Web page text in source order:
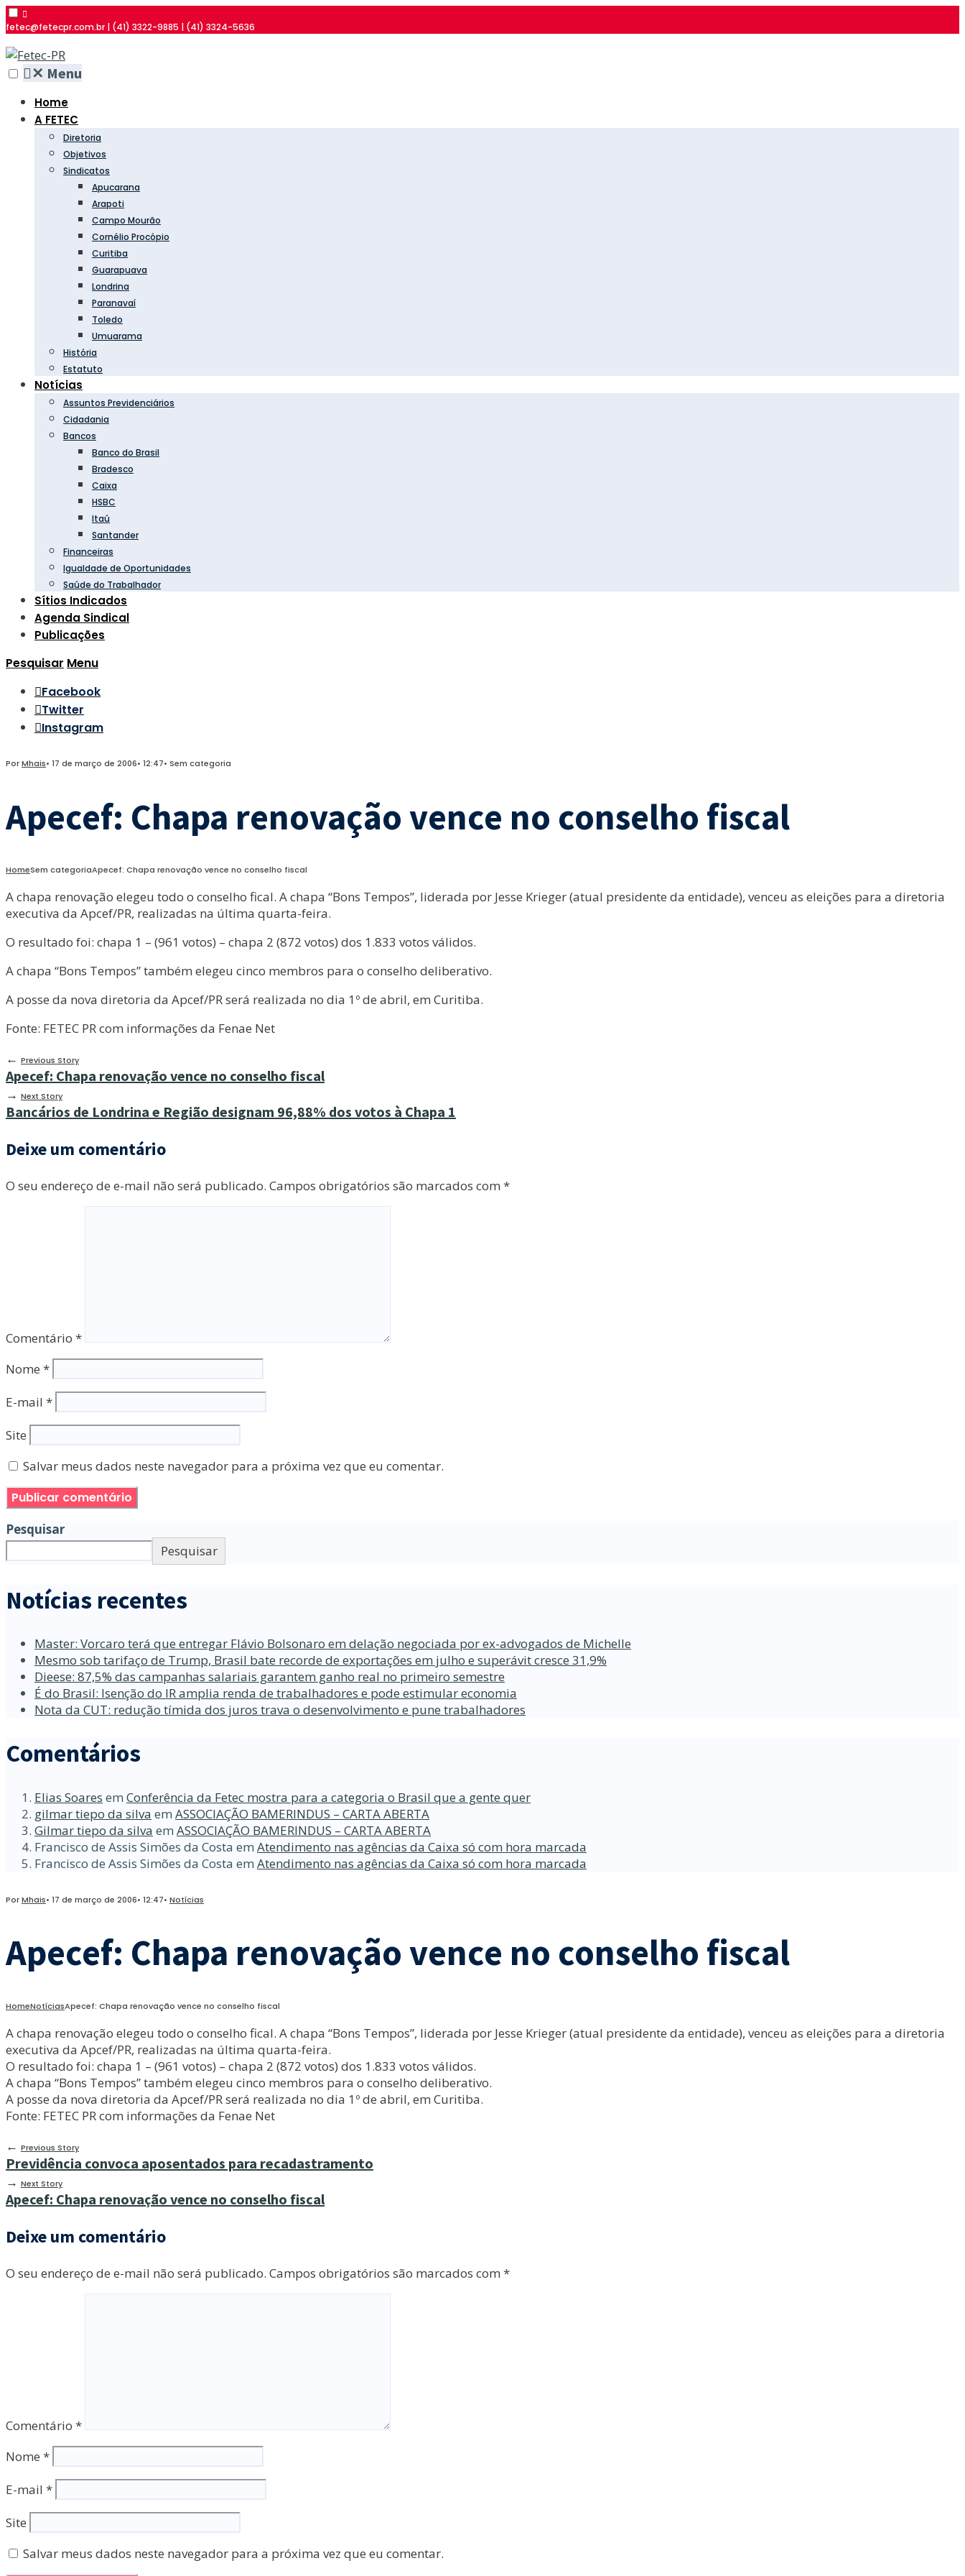
fetec@fetecpr.com.br | (41) 3322-9885 | (41) 3324-5636
✕ Menu
Home
A FETEC
Diretoria
Objetivos
Sindicatos
Apucarana
Arapoti
Campo Mourão
Cornélio Procópio
Curitiba
Guarapuava
Londrina
Paranavaí
Toledo
Umuarama
História
Estatuto
Notícias
Assuntos Previdenciários
Cidadania
Bancos
Banco do Brasil
Bradesco
Caixa
HSBC
Itaú
Santander
Financeiras
Igualdade de Oportunidades
Saúde do Trabalhador
Sítios Indicados
Agenda Sindical
Publicações
Pesquisar Menu
Facebook
Twitter
Instagram
PorMhais• 17 de março de 2006• 12:47• Sem categoria
Apecef: Chapa renovação vence no conselho fiscal
HomeSem categoriaApecef: Chapa renovação vence no conselho fiscal
A chapa renovação elegeu todo o conselho fical. A chapa “Bons Tempos”, liderada por Jesse Krieger (atual presidente da entidade), venceu as eleições para a diretoria
executiva da Apcef/PR, realizadas na última quarta-feira.
O resultado foi: chapa 1 – (961 votos) – chapa 2 (872 votos) dos 1.833 votos válidos.
A chapa “Bons Tempos” também elegeu cinco membros para o conselho deliberativo.
A posse da nova diretoria da Apcef/PR será realizada no dia 1º de abril, em Curitiba.
Fonte: FETEC PR com informações da Fenae Net
← Previous Story
Apecef: Chapa renovação vence no conselho fiscal
→ Next Story
Bancários de Londrina e Região designam 96,88% dos votos à Chapa 1
Deixe um comentário
O seu endereço de e-mail não será publicado. Campos obrigatórios são marcados com *
Comentário *
Nome *
E-mail *
Site
Salvar meus dados neste navegador para a próxima vez que eu comentar.
Pesquisar
Pesquisar
Notícias recentes
Master: Vorcaro terá que entregar Flávio Bolsonaro em delação negociada por ex-advogados de Michelle
Mesmo sob tarifaço de Trump, Brasil bate recorde de exportações em julho e superávit cresce 31,9%
Dieese: 87,5% das campanhas salariais garantem ganho real no primeiro semestre
É do Brasil: Isenção do IR amplia renda de trabalhadores e pode estimular economia
Nota da CUT: redução tímida dos juros trava o desenvolvimento e pune trabalhadores
Comentários
Elias Soares em Conferência da Fetec mostra para a categoria o Brasil que a gente quer
gilmar tiepo da silva em ASSOCIAÇÃO BAMERINDUS – CARTA ABERTA
Gilmar tiepo da silva em ASSOCIAÇÃO BAMERINDUS – CARTA ABERTA
Francisco de Assis Simões da Costa em Atendimento nas agências da Caixa só com hora marcada
Francisco de Assis Simões da Costa em Atendimento nas agências da Caixa só com hora marcada
PorMhais• 17 de março de 2006• 12:47• Notícias
Apecef: Chapa renovação vence no conselho fiscal
HomeNotíciasApecef: Chapa renovação vence no conselho fiscal
A chapa renovação elegeu todo o conselho fical. A chapa “Bons Tempos”, liderada por Jesse Krieger (atual presidente da entidade), venceu as eleições para a diretoria
executiva da Apcef/PR, realizadas na última quarta-feira.
O resultado foi: chapa 1 – (961 votos) – chapa 2 (872 votos) dos 1.833 votos válidos.
A chapa “Bons Tempos” também elegeu cinco membros para o conselho deliberativo.
A posse da nova diretoria da Apcef/PR será realizada no dia 1º de abril, em Curitiba.
Fonte: FETEC PR com informações da Fenae Net
← Previous Story
Previdência convoca aposentados para recadastramento
→ Next Story
Apecef: Chapa renovação vence no conselho fiscal
Deixe um comentário
O seu endereço de e-mail não será publicado. Campos obrigatórios são marcados com *
Comentário *
Nome *
E-mail *
Site
Salvar meus dados neste navegador para a próxima vez que eu comentar.